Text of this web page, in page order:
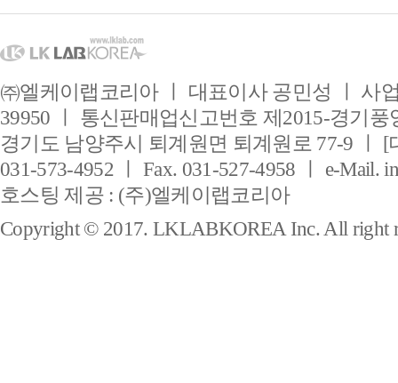
㈜엘케이랩코리아 ㅣ 대표이사 공민성 ㅣ 사
39950 ㅣ 통신판매업신고번호 제2015-경기풍
경기도 남양주시 퇴계원면 퇴계원로 77-9 ㅣ [
031-573-4952 ㅣ Fax. 031-527-4958 ㅣ e-Mail.
호스팅 제공 : (주)엘케이랩코리아
Copyright © 2017. LKLABKOREA Inc. All right